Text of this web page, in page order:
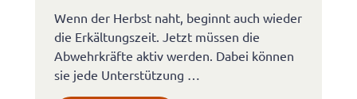
Wenn der Herbst naht, beginnt auch wieder
die Erkältungszeit. Jetzt müssen die
Abwehrkräfte aktiv werden. Dabei können
sie jede Unterstützung …